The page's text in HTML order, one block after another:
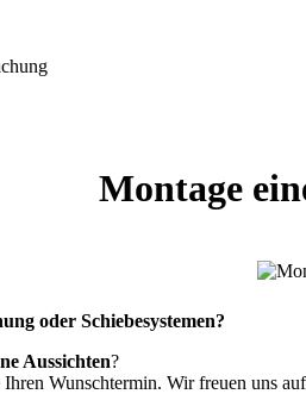
Montage
oder Schiebesystemen?
Aussichten?
Ihren Wunschtermin. Wir freuen uns